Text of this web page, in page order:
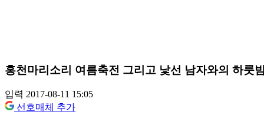
홍천마리소리 여름축전 그리고 낯선 남자와의 하룻
입력 2017-08-11 15:05
선호매체 추가